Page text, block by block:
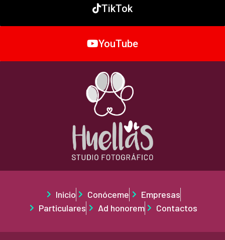
TikTok
YouTube
Inicio Conóceme
Empresas
Particulares
Ad honorem Contactos